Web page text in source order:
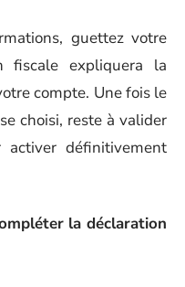
guettez votre
fiscale expliquera la
compte. Une fois le
choisi, reste à valider
définitivement
la déclaration